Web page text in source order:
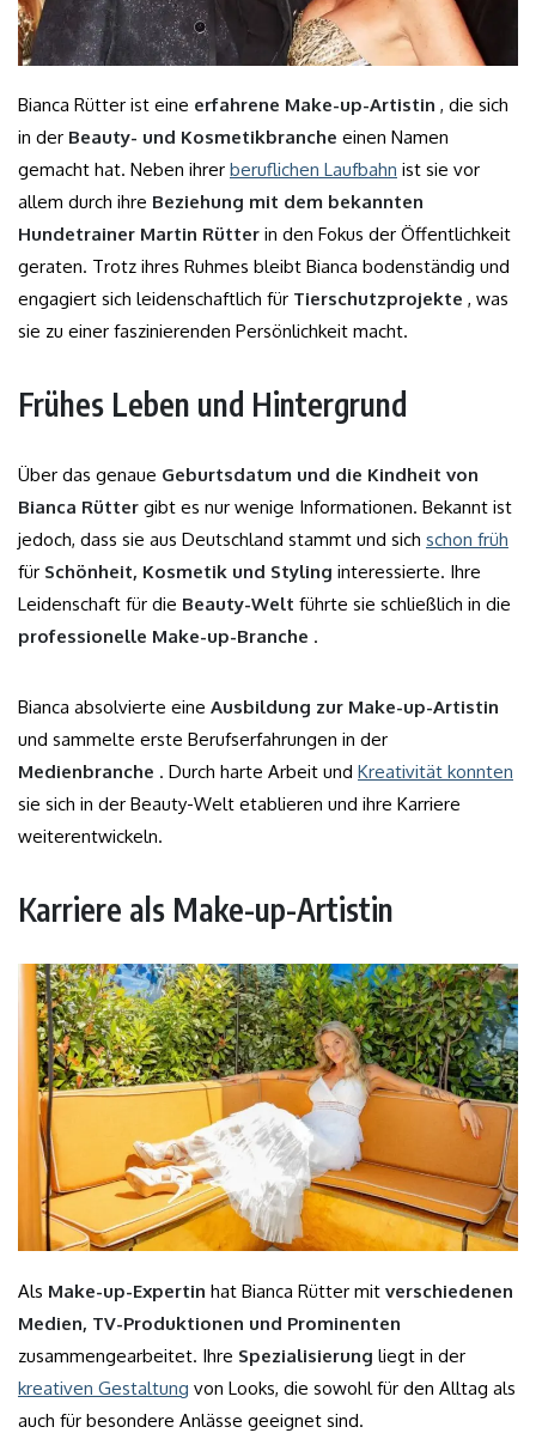
Bianca Rütter ist eine erfahrene Make-up-Artistin , die sich
in der Beauty- und Kosmetikbranche einen Namen
gemacht hat. Neben ihrer beruflichen Laufbahn ist sie vor
allem durch ihre Beziehung mit dem bekannten
Hundetrainer Martin Rütter in den Fokus der Öffentlichkeit
geraten. Trotz ihres Ruhmes bleibt Bianca bodenständig und
engagiert sich leidenschaftlich für Tierschutzprojekte , was
sie zu einer faszinierenden Persönlichkeit macht.
Frühes Leben und Hintergrund
Über das genaue Geburtsdatum und die Kindheit von
Bianca Rütter gibt es nur wenige Informationen. Bekannt ist
jedoch, dass sie aus Deutschland stammt und sich schon früh
für Schönheit, Kosmetik und Styling interessierte. Ihre
Leidenschaft für die Beauty-Welt führte sie schließlich in die
professionelle Make-up-Branche .
Bianca absolvierte eine Ausbildung zur Make-up-Artistin
und sammelte erste Berufserfahrungen in der
Medienbranche . Durch harte Arbeit und Kreativität konnten
sie sich in der Beauty-Welt etablieren und ihre Karriere
weiterentwickeln.
Karriere als Make-up-Artistin
Als Make-up-Expertin hat Bianca Rütter mit verschiedenen
Medien, TV-Produktionen und Prominenten
zusammengearbeitet. Ihre Spezialisierung liegt in der
kreativen Gestaltung von Looks, die sowohl für den Alltag als
auch für besondere Anlässe geeignet sind.